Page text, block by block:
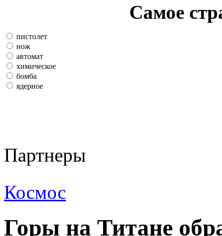
Самое
пистолет
нож
автомат
химическое
бомба
ядерное
Партнеры
Космос
Горы на Титане